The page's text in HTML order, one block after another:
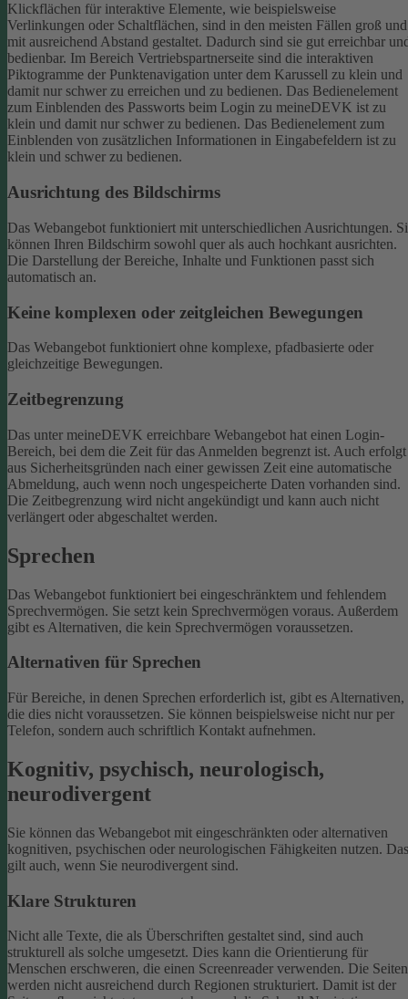
Klickflächen für interaktive Elemente, wie beispielsweise
Verlinkungen oder Schaltflächen, sind in den meisten Fällen groß und
mit ausreichend Abstand gestaltet. Dadurch sind sie gut erreichbar
bedienbar. Im Bereich Vertriebspartnerseite sind die interaktiven
Piktogramme der Punktenavigation unter dem Karussell zu klein und
damit nur schwer zu erreichen und zu bedienen. Das Bedienelement
zum Einblenden des Passworts beim Login zu meineDEVK ist zu
klein und damit nur schwer zu bedienen. Das Bedienelement zum
Einblenden von zusätzlichen Informationen in Eingabefeldern ist zu
klein und schwer zu bedienen.
Ausrichtung des Bildschirms
Das Webangebot funktioniert mit unterschiedlichen Ausrichtungen.
können Ihren Bildschirm sowohl quer als auch hochkant ausrichten.
Die Darstellung der Bereiche, Inhalte und Funktionen passt sich
automatisch an.
Keine komplexen oder zeitgleichen Bewegungen
Das Webangebot funktioniert ohne komplexe, pfadbasierte oder
gleichzeitige Bewegungen.
Zeitbegrenzung
Das unter meineDEVK erreichbare Webangebot hat einen Login-
Bereich, bei dem die Zeit für das Anmelden begrenzt ist. Auch erfolgt
aus Sicherheitsgründen nach einer gewissen Zeit eine automatische
Abmeldung, auch wenn noch ungespeicherte Daten vorhanden sind.
Die Zeitbegrenzung wird nicht angekündigt und kann auch nicht
verlängert oder abgeschaltet werden.
Sprechen
Das Webangebot funktioniert bei eingeschränktem und fehlendem
Sprechvermögen. Sie setzt kein Sprechvermögen voraus. Außerdem
gibt es Alternativen, die kein Sprechvermögen voraussetzen.
Alternativen für Sprechen
Für Bereiche, in denen Sprechen erforderlich ist, gibt es Alternativen,
die dies nicht voraussetzen. Sie können beispielsweise nicht nur per
Telefon, sondern auch schriftlich Kontakt aufnehmen.
Kognitiv, psychisch, neurologisch,
neurodivergent
Sie können das Webangebot mit eingeschränkten oder alternativen
kognitiven, psychischen oder neurologischen Fähigkeiten nutzen. Das
gilt auch, wenn Sie neurodivergent sind.
Klare Strukturen
Nicht alle Texte, die als Überschriften gestaltet sind, sind auch
strukturell als solche umgesetzt. Dies kann die Orientierung für
Menschen erschweren, die einen Screenreader verwenden. Die Seiten
werden nicht ausreichend durch Regionen strukturiert. Damit ist der